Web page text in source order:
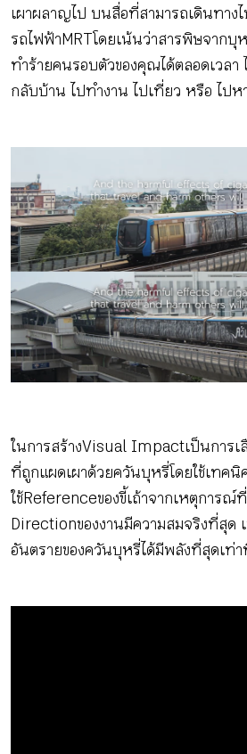
เผาผลาญไป บนสื่อที่สามารถเดินทางไ
รถไฟฟ้า MRT โดยเน้นว่าสารพิษจากบุ
ทำร้ายคนรอบตัวของคุณได้ตลอดเวลา
กลับบ้าน ไปทำงาน ไปเที่ยว หรือ ไปห
ในการสร้าง Visual Impact เป็นการ
ที่ถูกแผดเผาด้วยควันบุหรี่โดยใช้เทคนิ
ใช้ Reference ของขี้เถ้าจากเหตุการณ์
Direction ของงานมีความสมจริงที่สุด
อันตรายของควันบุหรี่ได้มีพลังที่สุดเท่า